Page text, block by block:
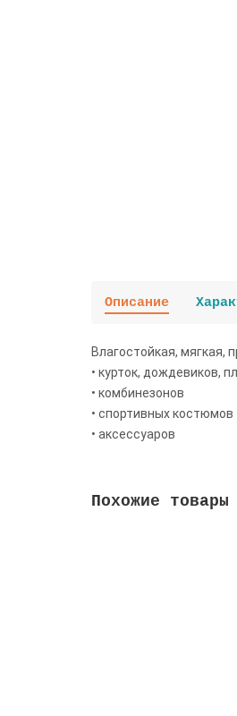
Описание
Влагостойкая,
• курток, дождевиков,
• комбинезонов
• спортивных костюмов
• аксессуаров
Похожие товары